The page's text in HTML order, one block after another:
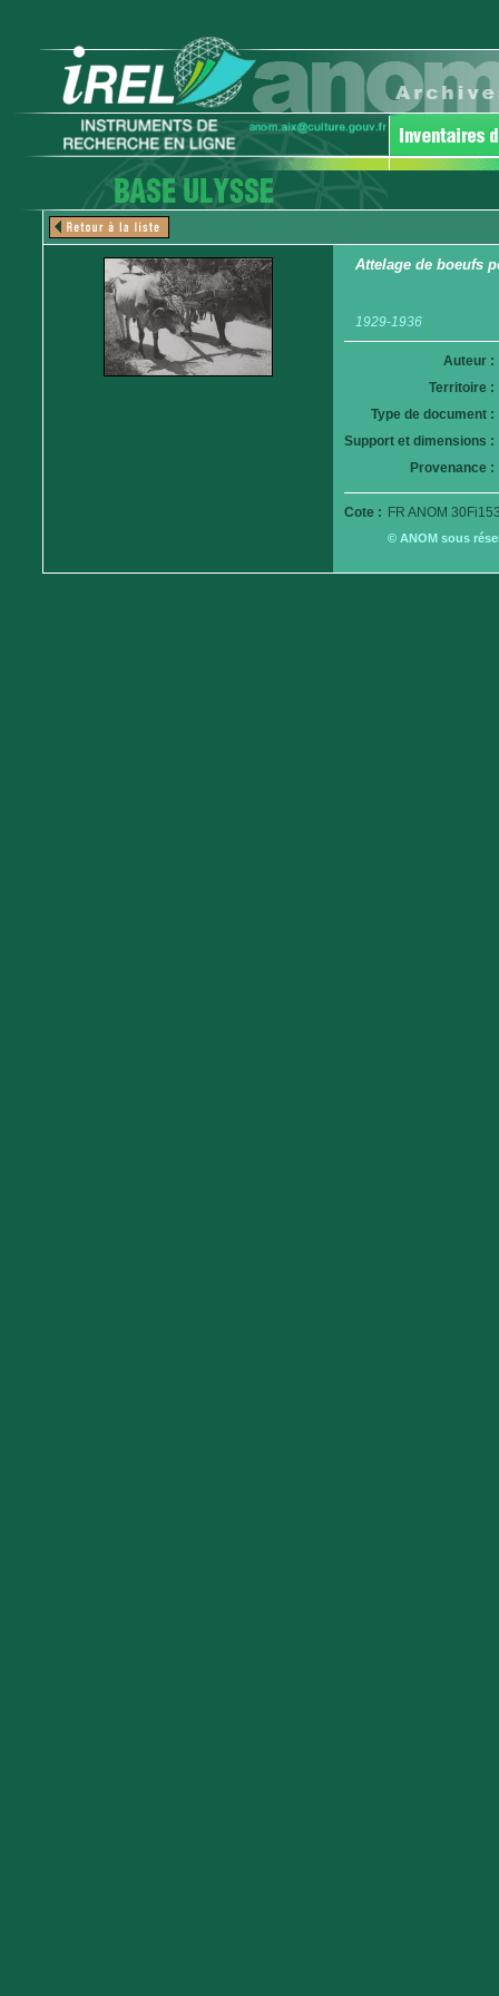
Attelage de boeufs
1929-1936
Auteur :
Territoire :
Type de document :
Support et dimensions :
Provenance :
Cote : FR ANOM
© ANOM sous